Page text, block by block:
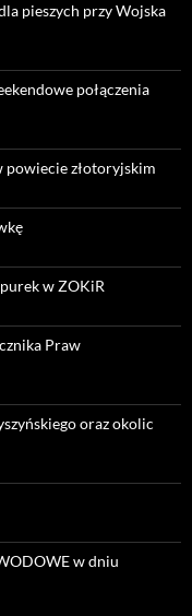
pieszych przy Wojska
połączenia
powiecie złotoryjskim
w ZOKiR
Praw
oraz okolic
w dniu